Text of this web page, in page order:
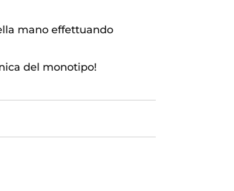
mano effettuando
del monotipo!